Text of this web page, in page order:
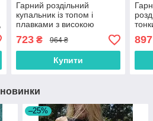
Гарний роздільний
купальник із топом і
плавками з високою
талією в рубчик,жовтий,
розмір S, M
723₴ 964 ₴
Купити
S,
897
новинки
–25%